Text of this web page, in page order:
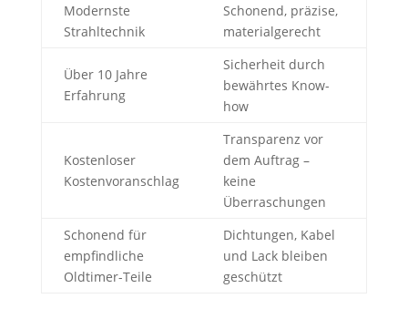
Modernste
Strahltechnik
Schonend, präzise,
materialgerecht
Über 10 Jahre
Erfahrung
Sicherheit durch
bewährtes Know-
how
Kostenloser
Kostenvoranschlag
Transparenz vor
dem Auftrag –
keine
Überraschungen
Schonend für
empfindliche
Oldtimer-Teile
Dichtungen, Kabel
und Lack bleiben
geschützt